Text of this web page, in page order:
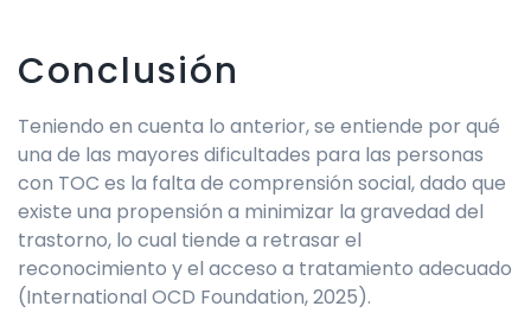
Conclusión
Teniendo en cuenta lo anterior, se entiende por qué
una de las mayores dificultades para las personas
con TOC es la falta de comprensión social, dado que
existe una propensión a minimizar la gravedad del
trastorno, lo cual tiende a retrasar el
reconocimiento y el acceso a tratamiento adecuado
(International OCD Foundation, 2025).